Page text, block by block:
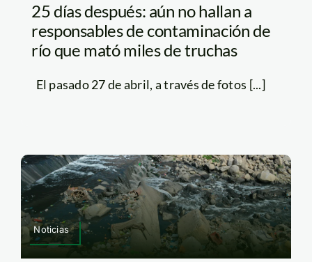
25 días después: aún no hallan a
responsables de contaminación de
río que mató miles de truchas
El pasado 27 de abril, a través de fotos [...]
Noticias